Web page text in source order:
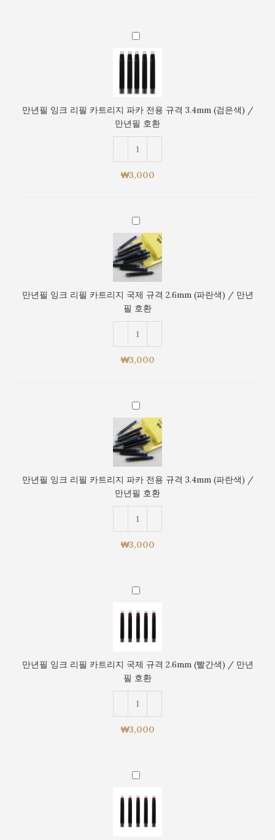
국
규
2.6mm
(검
은
색)
/
만
년
필
만
년
필
크
필
카
지
파
용
규
격
3.4mm
(검
은
색)
/
만
년
필
만년필 잉크 리필 카트리지 파카 전용 규격 3.4mm (검은색) /
만년필 호환
₩3,000
만
년
필
잉
크
필
카
지
국
격
2.6mm
(파
란
색)
/
만
년
필
호
환
만년필 잉크 리필 카트리지 국제 규격 2.6mm (파란색) / 만년
필 호환
₩3,000
만
년
필
잉
크
필
카
지
파
용
격
3.4mm
란
색)
/
만
년
필
만년필 잉크 리필 카트리지 파카 전용 규격 3.4mm (파란색) /
만년필 호환
₩3,000
만
필
크
필
카
지
국
격
(빨
만년필 잉크 리필 카트리지 국제 규격 2.6mm (빨간색) / 만년
필 호환
₩3,000
만
필
크